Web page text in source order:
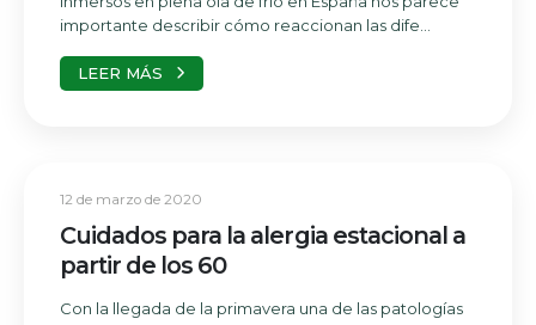
importante describir cómo reaccionan las dife...
LEER MÁS
12 de marzo de 2020
Cuidados para la alergia estacional a
partir de los 60
Con la llegada de la primavera una de las patologías